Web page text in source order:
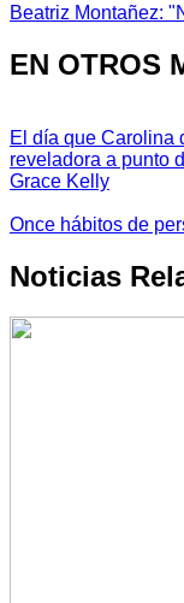
Beatriz Montañez:
EN OTROS
El día que Carolina
reveladora a punto
Grace Kelly
Once hábitos de
Noticias